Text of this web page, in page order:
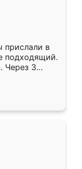
прислали в
подходящий.
Через 3
Остались